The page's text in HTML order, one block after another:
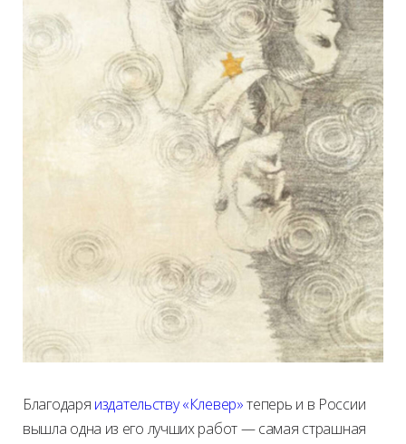
Благодаря издательству «Клевер»теперь и в России
вышла одна из его лучших работ — самая страшная